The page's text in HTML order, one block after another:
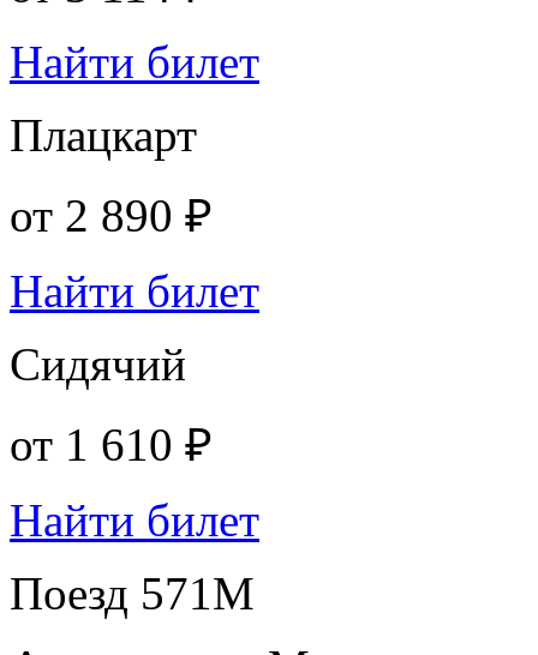
Найти билет
Плацкарт
от 2 890 ₽
Найти билет
Сидячий
от 1 610 ₽
Найти билет
Поезд 571М